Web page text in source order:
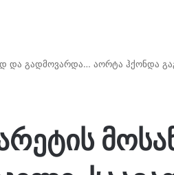
და გადმოვარდა… აორ­ტა ჰქონ­და